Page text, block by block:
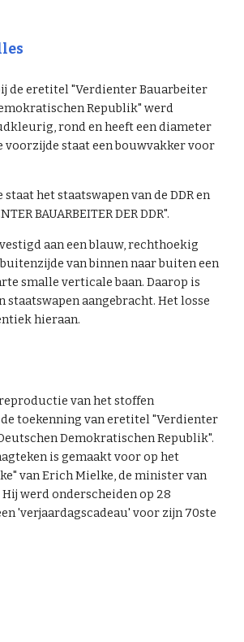
de eretitel "Verdienter Bauarbeiter
Republik" werd
rond en heeft een diameter
voorzijde staat een bouwvakker voor
het staatswapen van de DDR en
BAUARBEITER DER DDR".
aan een blauw, rechthoekig
van binnen naar buiten een
smalle verticale baan. Daarop is
staatswapen aangebracht. Het losse
hieraan.
van het stoffen
toekenning van eretitel "Verdienter
Demokratischen Republik".
is gemaakt voor op het
van Erich Mielke, de minister van
werd onderscheiden op 28
'verjaardagscadeau' voor zijn 70ste